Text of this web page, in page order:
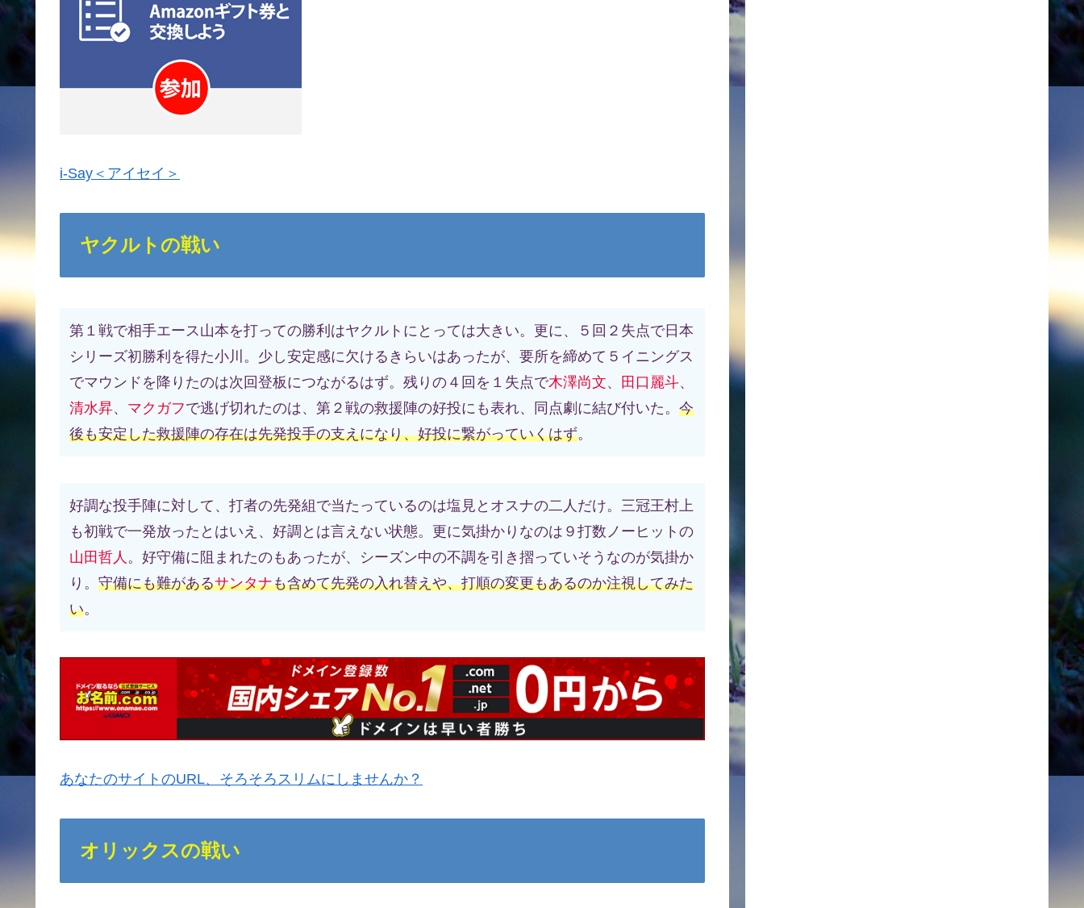
i-Say＜アイセイ＞
ヤクルトの戦い
第１戦で相手エース山本を打っての勝利はヤクルトにとっては大きい。更に、５回２失点で日本
シリーズ初勝利を得た小川。少し安定感に欠けるきらいはあったが、要所を締めて５イニングス
でマウンドを降りたのは次回登板につながるはず。残りの４回を１失点で木澤尚文、 田口麗斗、
清水昇、 マクガフで逃げ切れたのは、第２戦の救援陣の好投にも表れ、同点劇に結び付いた。 今
後も安定した救援陣の存在は先発投手の支えになり、好投に繋がっていくはず。
好調な投手陣に対して、打者の先発組で当たっているのは塩見とオスナの二人だけ。三冠王村上
も初戦で一発放ったとはいえ、好調とは言えない状態。更に気掛かりなのは９打数ノーヒットの
山田哲人 。好守備に阻まれたのもあったが、シーズン中の不調を引き摺っていそうなのが気掛か
り。 守備にも難があるサンタナも含めて先発の入れ替えや、打順の変更もあるのか注視してみた
い。
あなたのサイトのURL、そろそろスリムにしませんか？
オリックスの戦い